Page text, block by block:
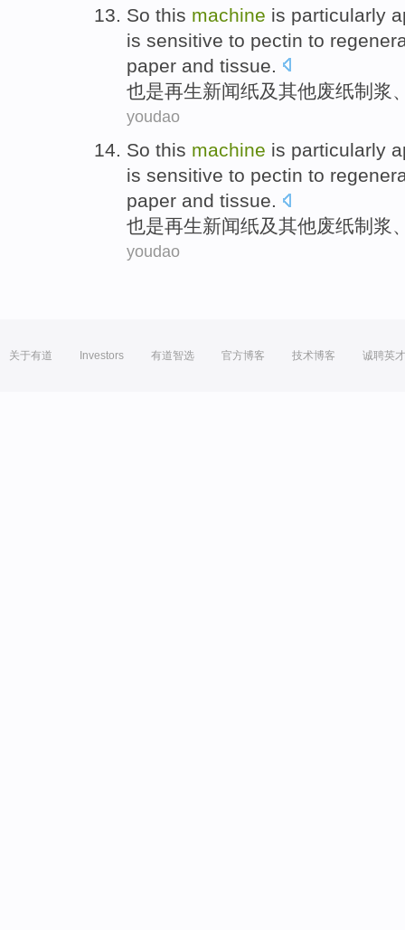
So this machine is particularly
is sensitive to pectin to
paper and tissue.
也是再生新闻纸及其他废纸制浆
youdao
So this machine is particularly
is sensitive to pectin to
paper and tissue.
也是再生新闻纸及其他废纸制浆
youdao
关于有道 Investors 有道智选 官方博客 技术博客 诚聘英才